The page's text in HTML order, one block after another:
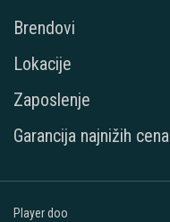
Brendovi
Lokacije
Zaposlenje
Garancija najnižih cena
Player doo